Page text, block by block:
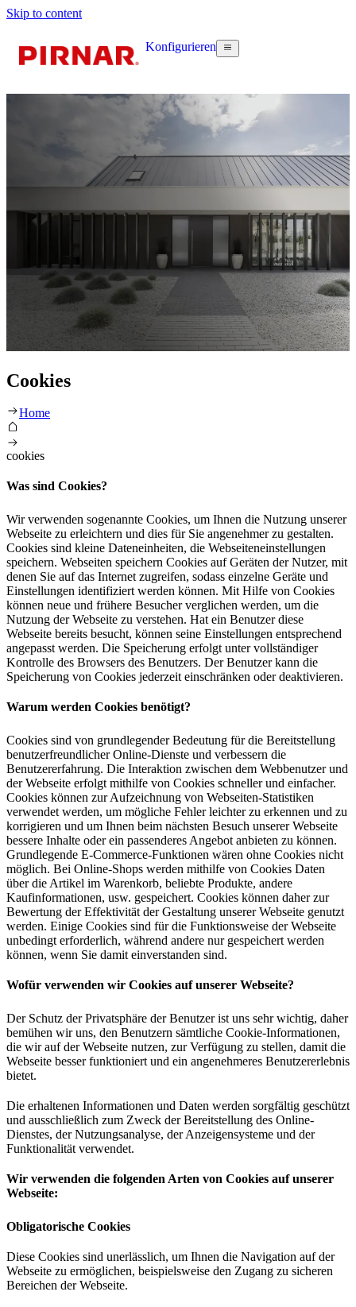
Skip to content
Konfigurieren
Cookies
Home
cookies
Was sind Cookies?
Wir verwenden sogenannte Cookies, um Ihnen die Nutzung unserer
Webseite zu erleichtern und dies für Sie angenehmer zu gestalten.
Cookies sind kleine Dateneinheiten, die Webseiteneinstellungen
speichern. Webseiten speichern Cookies auf Geräten der Nutzer, mit
denen Sie auf das Internet zugreifen, sodass einzelne Geräte und
Einstellungen identifiziert werden können. Mit Hilfe von Cookies
können neue und frühere Besucher verglichen werden, um die
Nutzung der Webseite zu verstehen. Hat ein Benutzer diese
Webseite bereits besucht, können seine Einstellungen entsprechend
angepasst werden. Die Speicherung erfolgt unter vollständiger
Kontrolle des Browsers des Benutzers. Der Benutzer kann die
Speicherung von Cookies jederzeit einschränken oder deaktivieren.
Warum werden Cookies benötigt?
Cookies sind von grundlegender Bedeutung für die Bereitstellung
benutzerfreundlicher Online-Dienste und verbessern die
Benutzererfahrung. Die Interaktion zwischen dem Webbenutzer und
der Webseite erfolgt mithilfe von Cookies schneller und einfacher.
Cookies können zur Aufzeichnung von Webseiten-Statistiken
verwendet werden, um mögliche Fehler leichter zu erkennen und zu
korrigieren und um Ihnen beim nächsten Besuch unserer Webseite
bessere Inhalte oder ein passenderes Angebot anbieten zu können.
Grundlegende E-Commerce-Funktionen wären ohne Cookies nicht
möglich. Bei Online-Shops werden mithilfe von Cookies Daten
über die Artikel im Warenkorb, beliebte Produkte, andere
Kaufinformationen, usw. gespeichert. Cookies können daher zur
Bewertung der Effektivität der Gestaltung unserer Webseite genutzt
werden. Einige Cookies sind für die Funktionsweise der Webseite
unbedingt erforderlich, während andere nur gespeichert werden
können, wenn Sie damit einverstanden sind.
Wofür verwenden wir Cookies auf unserer Webseite?
Der Schutz der Privatsphäre der Benutzer ist uns sehr wichtig, daher
bemühen wir uns, den Benutzern sämtliche Cookie-Informationen,
die wir auf der Webseite nutzen, zur Verfügung zu stellen, damit die
Webseite besser funktioniert und ein angenehmeres Benutzererlebnis
bietet.
Die erhaltenen Informationen und Daten werden sorgfältig geschützt
und ausschließlich zum Zweck der Bereitstellung des Online-
Dienstes, der Nutzungsanalyse, der Anzeigensysteme und der
Funktionalität verwendet.
Wir verwenden die folgenden Arten von Cookies auf unserer
Webseite:
Obligatorische Cookies
Diese Cookies sind unerlässlich, um Ihnen die Navigation auf der
Webseite zu ermöglichen, beispielsweise den Zugang zu sicheren
Bereichen der Webseite.